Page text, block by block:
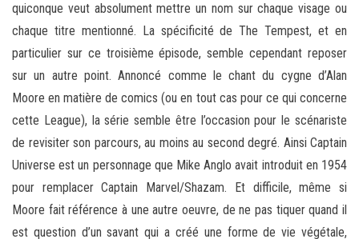
quiconque veut absolument mettre un nom sur chaque visage ou
chaque titre mentionné. La spécificité de The Tempest, et en
particulier sur ce troisième épisode, semble cependant reposer
sur un autre point. Annoncé comme le chant du cygne d’Alan
Moore en matière de comics (ou en tout cas pour ce qui concerne
cette League), la série semble être l’occasion pour le scénariste
de revisiter son parcours, au moins au second degré. Ainsi Captain
Universe est un personnage que Mike Anglo avait introduit en 1954
pour remplacer Captain Marvel/Shazam. Et difficile, même si
Moore fait référence à une autre oeuvre, de ne pas tiquer quand il
est question d’un savant qui a créé une forme de vie végétale,